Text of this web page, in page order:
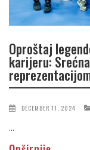
Oproštaj
karijeru:
DECEMBER 11, 2024
...